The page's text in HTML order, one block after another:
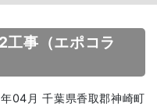
工事（エポコラ
04月 千葉県香取郡神崎町